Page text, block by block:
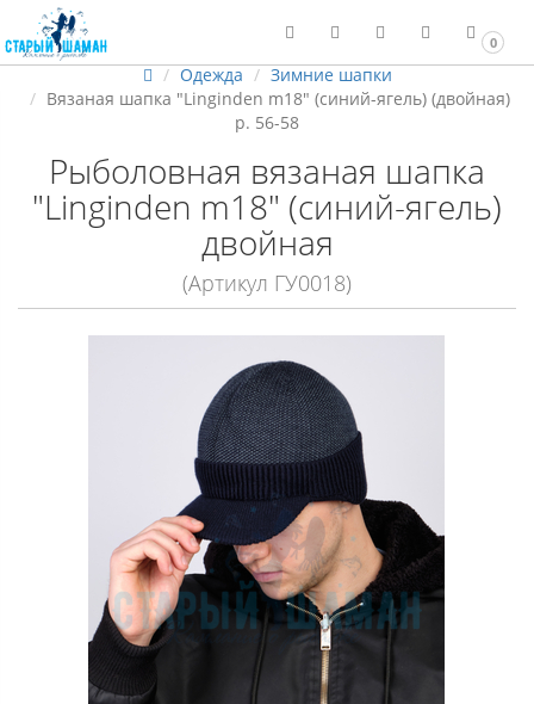
0
Одежда
Зимние шапки
Вязаная шапка "Linginden m18" (синий-ягель) (двойная)
р. 56-58
Рыболовная вязаная шапка
"Linginden m18" (синий-ягель)
двойная
(Артикул ГУ0018)